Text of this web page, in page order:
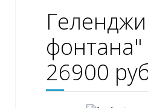
фонтана"
26900